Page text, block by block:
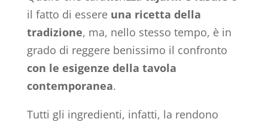
il fatto di essere una ricetta della
tradizione, ma, nello stesso tempo, è in
grado di reggere benissimo il confronto
con le esigenze della tavola
contemporanea.
Tutti gli ingredienti, infatti, la rendono